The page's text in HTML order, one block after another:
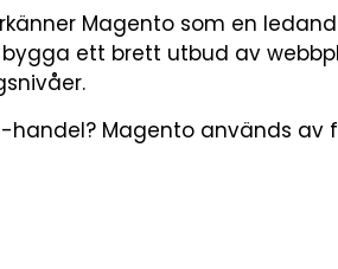
Magento som en
ett brett utbud av
Magento används av